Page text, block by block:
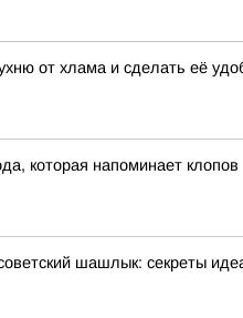
от хлама и сделать её
которая напоминает клопов
шашлык: секреты